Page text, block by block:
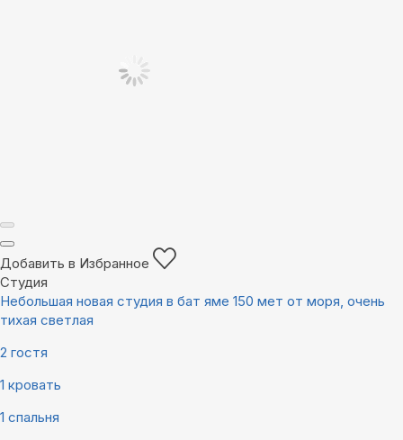
Добавить в Избранное
Студия
Небольшая новая студия в бат яме 150 мет от моря, очень
тихая светлая
2 гостя
1 кровать
1 спальня